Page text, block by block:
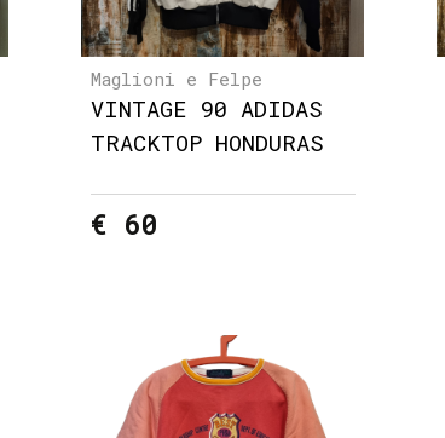
Maglioni e Felpe
VINTAGE 90 ADIDAS
TRACKTOP HONDURAS
€ 60